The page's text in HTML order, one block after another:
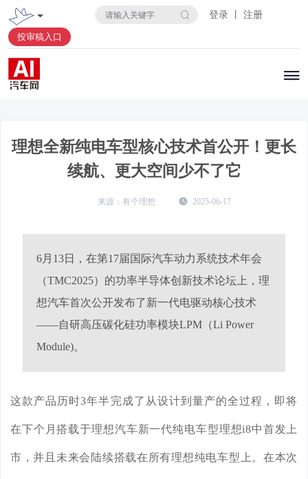
登录 丨 注册
投审稿入口
理想全新纯电车型核心技术首公开！更长
续航、更大空间少不了它
有个理想 2025-06-17
6月13日，在第17届国际汽车动力系统技术年会
（TMC2025）的功率半导体创新技术论坛上，理
想汽车首次公开发布了新一代电驱动核心技术
——自研高压碳化硅功率模块LPM（Li Power
Module)。
这款产品历时3年半完成了从设计到量产的全过程，即将
在下个月搭载于理想汽车新一代纯电车型理想i8中首发上
市，并且未来会陆续搭载在所有理想纯电车型上。 在本次